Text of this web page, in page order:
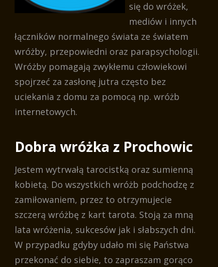
się do wróżek,
mediów i innych
łączników normalnego świata ze światem
wróżby, przepowiedni oraz parapsychologii.
Wróżby pomagają zwykłemu człowiekowi
spojrzeć za zasłonę jutra często bez
uciekania z domu za pomocą np. wróżb
internetowych.
Dobra wróżka z Prochowic
Jestem wytrwałą tarocistką oraz sumienną
kobietą. Do wszystkich wróżb podchodzę z
zamiłowaniem, przez to otrzymujecie
szczerą wróżbę z kart tarota. Stoją za mną
lata wróżenia, sukcesów jak i słabszych dni.
W przypadku gdyby udało mi się Państwa
przekonać do siebie, to zapraszam gorąco